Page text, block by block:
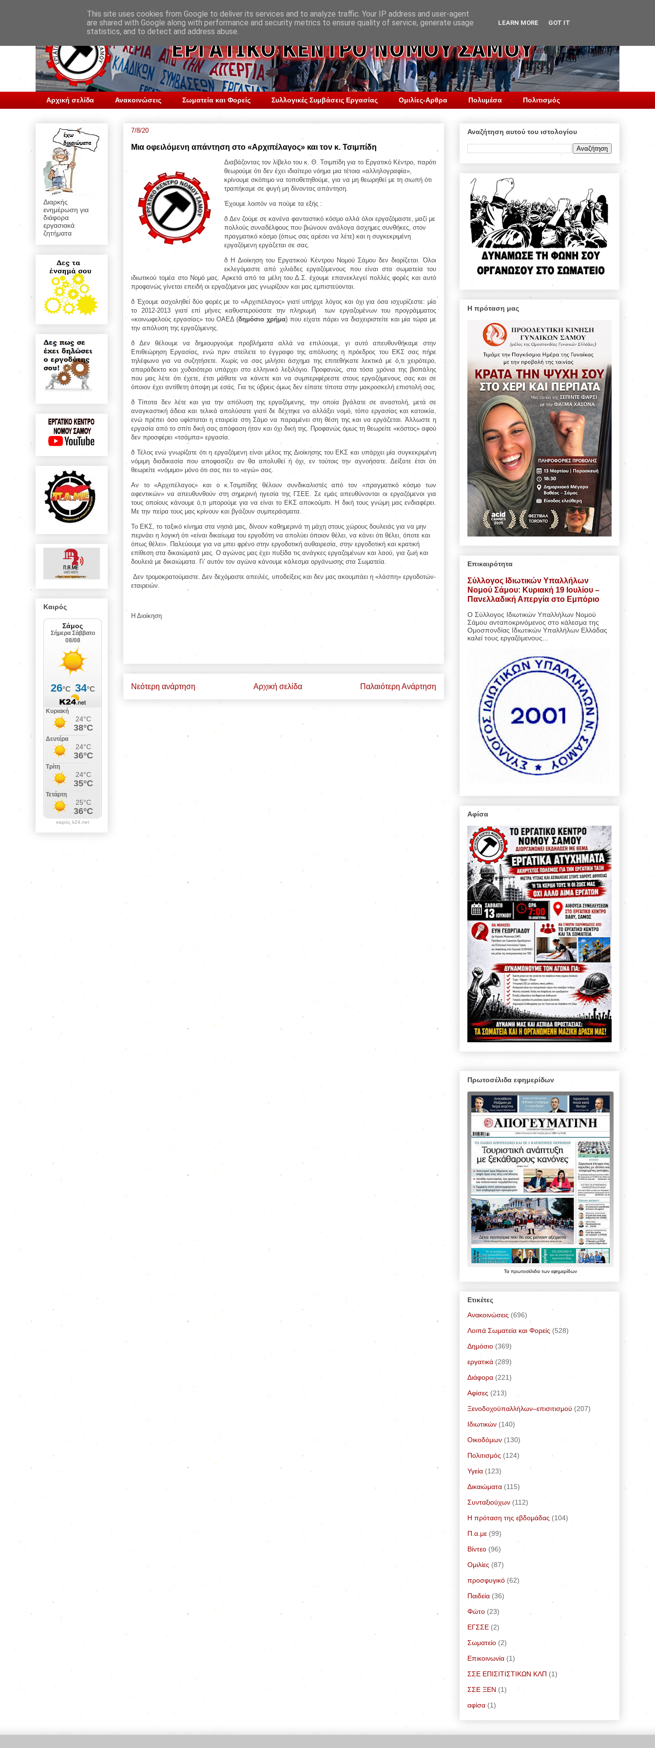
Αρχική σελίδα Ανακοινώσεις Σωματεία και Φορείς Συλλογικές Συμβάσεις Εργασίας Ομιλίες-Αρθρα Πολυμέσα Πολιτισμός
7/8/20
Μια οφειλόμενη απάντηση στο «Αρχιπέλαγος» και τον κ. Τσιμπίδη
Διαβάζοντας τον λίβελο του κ. Θ. Τσιμπίδη για το Εργατικό Κέντρο, παρότι
θεωρούμε ότι δεν έχει ιδιαίτερο νόημα μια τέτοια «αλληλογραφία»,
κρίνουμε σκόπιμο να τοποθετηθούμε, για να μη θεωρηθεί με τη σιωπή ότι
τραπήκαμε σε φυγή μη δίνοντας απάντηση.
Έχουμε λοιπόν να πούμε τα εξής :
ð Δεν ζούμε σε κανένα φανταστικό κόσμο αλλά όλοι εργαζόμαστε, μαζί με
πολλούς συναδέλφους που βιώνουν ανάλογα άσχημες συνθήκες, στον
πραγματικό κόσμο (όπως σας αρέσει να λέτε) και η συγκεκριμένη
εργαζόμενη εργάζεται σε σας.
ð Η Διοίκηση του Εργατικού Κέντρου Νομού Σάμου δεν διορίζεται. Όλοι
εκλεγόμαστε από χιλιάδες εργαζόμενους που είναι στα σωματεία του
ιδιωτικού τομέα στο Νομό μας. Αρκετά από τα μέλη του Δ.Σ. έχουμε επανεκλεγεί πολλές φορές και αυτό
προφανώς γίνεται επειδή οι εργαζόμενοι μας γνωρίζουν και μας εμπιστεύονται.
ð Έχουμε ασχοληθεί δύο φορές με το «Αρχιπέλαγος» γιατί υπήρχε λόγος και όχι για όσα ισχυρίζεστε: μία
το 2012-2013 γιατί επί μήνες καθυστερούσατε την πληρωμή των εργαζομένων του προγράμματος
«κοινωφελούς εργασίας» του ΟΑΕΔ (δημόσιο χρήμα) που είχατε πάρει να διαχειριστείτε και μία τώρα με
την απόλυση της εργαζόμενης.
ð
Δεν θέλουμε να δημιουργούμε προβλήματα αλλά να επιλύουμε, γι αυτό απευθυνθήκαμε στην
Επιθεώρηση Εργασίας, ενώ πριν στείλετε το έγγραφο της απόλυσης η πρόεδρος του ΕΚΣ σας πήρε
τηλέφωνο για να συζητήσετε. Χωρίς να σας μιλήσει άσχημα της επιτεθήκατε λεκτικά με ό,τι χειρότερο,
απαράδεκτο και χυδαιότερο υπάρχει στο ελληνικό λεξιλόγιο. Προφανώς, στα τόσα χρόνια της βιοπάλης
που μας λέτε ότι έχετε, έτσι μάθατε να κάνετε και να συμπεριφέρεστε στους εργαζόμενους σας και σε
όποιον έχει αντίθετη άποψη με εσάς. Για τις ύβρεις όμως δεν είπατε τίποτα στην μακροσκελή επιστολή σας.
ð Τίποτα δεν λέτε και για την απόλυση της εργαζόμενης, την οποία βγάλατε σε αναστολή, μετά σε
αναγκαστική άδεια και τελικά απολύσατε γιατί δε δέχτηκε να αλλάξει νομό, τόπο εργασίας και κατοικία,
ενώ πρέπει όσο υφίσταται η εταιρεία στη Σάμο να παραμένει στη θέση της και να εργάζεται. Άλλωστε η
εργασία από το σπίτι δική σας απόφαση ήταν και όχι δική της. Προφανώς όμως τη θεωρείτε «κόστος» αφού
δεν προσφέρει «τσάμπα» εργασία.
ð Τέλος ενώ γνωρίζατε ότι η εργαζόμενη είναι μέλος της Διοίκησης του ΕΚΣ και υπάρχει μία συγκεκριμένη
νόμιμη διαδικασία που αποφασίζει αν θα απολυθεί ή όχι, εν τούτοις την αγνοήσατε. Δείξατε έτσι ότι
θεωρείτε «νόμιμο» μόνο ότι σας πει το «εγώ» σας.
Αν το «Αρχιπέλαγος» και ο κ.Τσιμπίδης θέλουν συνδικαλιστές από τον «πραγματικό κόσμο των
αφεντικών» να απευθυνθούν στη σημερινή ηγεσία της ΓΣΕΕ. Σε εμάς απευθύνονται οι εργαζόμενοι για
τους οποίους κάνουμε ό,τι μπορούμε για να είναι το ΕΚΣ αποκούμπι. Η δική τους γνώμη μας ενδιαφέρει.
Με την πείρα τους μας κρίνουν και βγάζουν συμπεράσματα.
Το ΕΚΣ, το ταξικό κίνημα στα νησιά μας, δίνουν καθημερινά τη μάχη στους χώρους δουλειάς για να μην
περνάει η λογική ότι «είναι δικαίωμα του εργοδότη να απολύει όποιον θέλει, να κάνει ότι θέλει, όποτε και
όπως θέλει». Παλεύουμε για να μπει φρένο στην εργοδοτική αυθαιρεσία, στην εργοδοτική και κρατική
επίθεση στα δικαιώματά μας. Ο αγώνας μας έχει πυξίδα τις ανάγκες εργαζομένων και λαού, για ζωή και
δουλειά με δικαιώματα. Γι’ αυτόν τον αγώνα κάνουμε κάλεσμα οργάνωσης στα Σωματεία.
Δεν τρομοκρατούμαστε. Δεν δεχόμαστε απειλές, υποδείξεις και δεν μας ακουμπάει η «λάσπη» εργοδοτών-
εταιρειών.
Η Διοίκηση
Νεότερη ανάρτηση Παλαιότερη Ανάρτηση
Αρχική σελίδα
Διαρκής
ενημέρωση για
διάφορα
εργασιακά
ζητήματα
Καιρός
καιρός k24.net
Αναζήτηση αυτού του ιστολογίου
Η πρόταση μας
Επικαιρότητα
Σύλλογος Ιδιωτικών Υπαλλήλων
Νομού Σάμου: Κυριακή 19 Ιουλίου –
Πανελλαδική Απεργία στο Εμπόριο
Ο Σύλλογος Ιδιωτικών Υπαλλήλων Νομού
Σάμου ανταποκρινόμενος στο κάλεσμα της
Ομοσπονδίας Ιδιωτικών Υπαλλήλων Ελλάδας
καλεί τους εργαζόμενους...
Αφίσα
Πρωτοσέλιδα εφημερίδων
Τα πρωτοσέλιδα των εφημερίδων
Ετικέτες
Ανακοινώσεις (696)
Λοιπά Σωματεία και Φορείς (528)
Δημόσιο (369)
εργατικά (289)
Διάφορα (221)
Αφίσες (213)
Ξενοδοχοϋπαλλήλων–επισιτισμού (207)
Ιδιωτικών (140)
Οικοδόμων (130)
Πολιτισμός (124)
Υγεία (123)
Δικαιώματα (115)
Συνταξιούχων (112)
Η πρόταση της εβδομάδας (104)
Π.α.με (99)
Bίντεο (96)
Ομιλίες (87)
προσφυγικό (62)
Παιδεία (36)
Φώτο (23)
ΕΓΣΣΕ (2)
Σωματείο (2)
Επικοινωνία (1)
ΣΣΕ ΕΠΙΣΙΤΙΣΤΙΚΩΝ ΚΛΠ (1)
ΣΣΕ ΞΕΝ (1)
αφίσα (1)
This site uses cookies from Google to deliver its services and to analyze traffic. Your IP address and user-agent
are shared with Google along with performance and security metrics to ensure quality of service, generate usage
statistics, and to detect and address abuse.
LEARN MORE GOT IT